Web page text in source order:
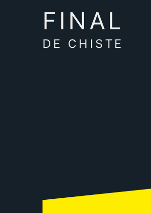
FINAL
DE CHISTE